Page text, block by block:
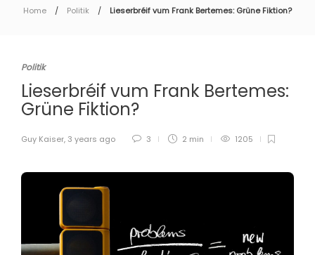
Home Politik Lieserbréif vum Frank Bertemes: Grüne Fiktion?
Politik
Lieserbréif vum Frank Bertemes:
Grüne Fiktion?
Guy Kaiser, 3 years ago 3 2 min 1205